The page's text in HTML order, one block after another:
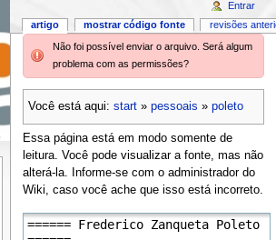
Não foi possível enviar o arquivo. Será algum
problema com as permissões?
Você está aqui: start» pessoais » poleto
Essa página está em modo somente de
leitura. Você pode visualizar a fonte, mas não
alterá-la. Informe-se com o administrador do
Wiki, caso você ache que isso está incorreto.
artigo mostrar código fonte revisões
Entrar